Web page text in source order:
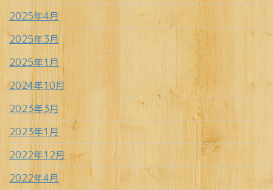
2025年4月
2025年3月
2025年1月
2024年10月
2023年3月
2023年1月
2022年12月
2022年4月